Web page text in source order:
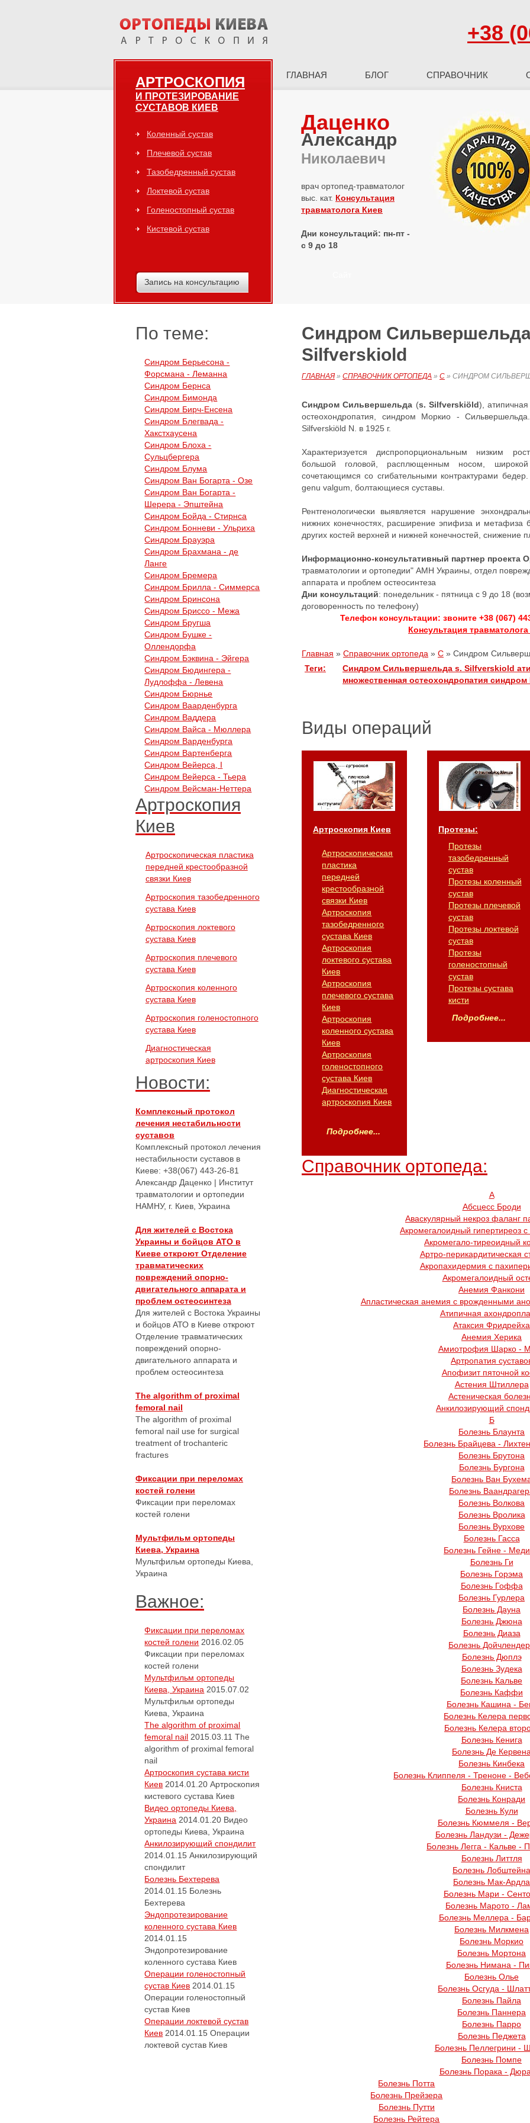
+38
ГЛАВНАЯ БЛОГ СПРАВОЧНИК
АРТРОСКОПИЯ
И ПРОТЕЗИРОВАНИЕ
СУСТАВОВ КИЕВ
Коленный сустав
Плечевой сустав
Тазобедренный сустав
Локтевой сустав
Голеностопный сустав
Кистевой сустав
Запись на консультацию
Даценко
Александр
Николаевич
врач ортопед-травматолог
выс. кат. Консультация
травматолога Киев
Дни консультаций: пн-пт -
с 9 до 18
По теме:
Синдром Берьесона -
Форсмана - Леманна
Синдром Бернса
Синдром Бимонда
Синдром Бирч-Енсена
Синдром Блегвада -
Хакстхаусена
Синдром Блоха -
Сульцбергера
Синдром Блума
Синдром Ван Богарта - Озе
Синдром Ван Богарта -
Шерера - Эпштейна
Синдром Бойда - Стирнса
Синдром Бонневи - Ульриха
Синдром Брауэра
Синдром Брахмана - де
Ланге
Синдром Бремера
Синдром Брилла - Симмерса
Синдром Бринсона
Синдром Бриссо - Межа
Синдром Бругша
Синдром Бушке -
Оллендорфа
Синдром Бэквина - Эйгера
Синдром Бюдингера -
Лудлоффа - Левена
Синдром Бюрнье
Синдром Ваарденбурга
Синдром Ваддера
Синдром Вайса - Мюллера
Синдром Варденбурга
Синдром Вартенберга
Синдром Вейерса, I
Синдром Вейерса - Тьера
Синдром Вейсман-Неттера
Артроскопия
Киев
Артроскопическая пластика
передней крестообразной
связки Киев
Артроскопия тазобедренного
сустава Киев
Артроскопия локтевого
сустава Киев
Артроскопия плечевого
сустава Киев
Артроскопия коленного
сустава Киев
Артроскопия голеностопного
сустава Киев
Диагностическая
артроскопия Киев
Новости:
Комплексный протокол
лечения нестабильности
суставов
Комплексный протокол лечения
нестабильности суставов в
Киеве: +38(067) 443-26-81
Александр Даценко | Институт
травматологии и ортопедии
НАМНУ, г. Киев, Украина
Для жителей с Востока
Украины и бойцов АТО в
Киеве откроют Отделение
травматических
повреждений опорно-
двигательного аппарата и
проблем остеосинтеза
Для жителей с Востока Украины
и бойцов АТО в Киеве откроют
Отделение травматических
повреждений опорно-
двигательного аппарата и
проблем остеосинтеза
The algorithm of proximal
femoral nail
The algorithm of proximal
femoral nail use for surgical
treatment of trochanteric
fractures
Фиксации при переломах
костей голени
Фиксации при переломах
костей голени
Мультфильм ортопеды
Киева, Украина
Мультфильм ортопеды Киева,
Украина
Важное:
Фиксации при переломах
костей голени 2016.02.05
Фиксации при переломах
костей голени
Мультфильм ортопеды
Киева, Украина 2015.07.02
Мультфильм ортопеды
Киева, Украина
The algorithm of proximal
femoral nail 2015.03.11 The
algorithm of proximal femoral
nail
Артроскопия сустава кисти
Киев 2014.01.20 Артроскопия
кистевого сустава Киев
Видео ортопеды Киева,
Украина 2014.01.20 Видео
ортопеды Киева, Украина
Анкилозирующий спондилит
2014.01.15 Анкилозирующий
спондилит
Болезнь Бехтерева
2014.01.15 Болезнь
Бехтерева
Эндопротезирование
коленного сустава Киев
2014.01.15
Эндопротезирование
коленного сустава Киев
Операции голеностопный
сустав Киев 2014.01.15
Операции голеностопный
сустав Киев
Операции локтевой сустав
Киев 2014.01.15 Операции
локтевой сустав Киев
Синдром
Silfverskiold
ГЛАВНАЯ » СПРАВОЧНИК ОРТОПЕДА » С » СИНДРОМ
Синдром Сильвершельда (s. Silfverskiöld),
остеохондропатия, синдром Моркио -
Silfverskiöld N. в 1925 г.
Характеризуется диспропорциональным низким
большой головой, расплющенным носом, широкой
сочетающимся со сгибательными контрактурами
genu valgum, болтающиеся суставы.
Рентгенологически выявляется нарушение
нижних конечностях, расширение эпифиза и метафиза
других костей верхней и нижней конечностей, снижение
Информационно-консультативный партнер проекта
травматологии и ортопедии" АМН Украины, отдел
аппарата и проблем остеосинтеза
Дни консультаций: понедельник - пятница с 9 до 18
договоренность по телефону)
Телефон консультации: звоните +38 (067)
Консультация
Главная » Справочник ортопеда » С » Синдром
Теги:
Синдром Сильвершельда s. Silfverskiold
множественная остеохондропатия синдром
Виды операций
Артроскопия Киев
Артроскопическая
пластика
передней
крестообразной
связки Киев
Артроскопия
тазобедренного
сустава Киев
Артроскопия
локтевого сустава
Киев
Артроскопия
плечевого сустава
Киев
Артроскопия
коленного сустава
Киев
Артроскопия
голеностопного
сустава Киев
Диагностическая
артроскопия Киев
Подробнее...
Протезы:
Протезы
тазобедренный
сустав
Протезы коленный
сустав
Протезы плечевой
сустав
Протезы локтевой
сустав
Протезы
голеностопный
сустав
Протезы сустава
кисти
Подробнее...
Справочник ортопеда:
А
Абсцесс Броди
Аваскулярный некроз фаланг
Акромегалоидный гипертиреоз с
Акромегало-тиреоидный
Артро-перикардитическая
Акропахидермия с
Акромегалоидный
Анемия Фанкони
Апластическая анемия с врожденными
Атипичная
Атаксия Фридрейха
Анемия Херика
Амиотрофия Шарко -
Артропатия
Апофизит пяточной
Астения Штиллера
Астеническая
Анкилозирующий
Б
Болезнь Блаунта
Болезнь Брайцева -
Болезнь Брутона
Болезнь Бургона
Болезнь Ван
Болезнь
Болезнь Волкова
Болезнь Вролика
Болезнь Вурхове
Болезнь Гасса
Болезнь Гейне -
Болезнь Ги
Болезнь Горэма
Болезнь Гоффа
Болезнь Гурлера
Болезнь Дауна
Болезнь Джюна
Болезнь Диаза
Болезнь
Болезнь Дюплэ
Болезнь Зудека
Болезнь Кальве
Болезнь Каффи
Болезнь Кашина -
Болезнь Келера
Болезнь Келера
Болезнь Кенига
Болезнь Де Кервена
Болезнь Кинбека
Болезнь Клиппеля - Треноне -
Болезнь Книста
Болезнь Конради
Болезнь Кули
Болезнь Кюммеля -
Болезнь Ландузи -
Болезнь Легга - Кальве -
Болезнь Литтля
Болезнь Лобштейна
Болезнь Мак-Ардла
Болезнь Мари -
Болезнь Марото -
Болезнь Меллера -
Болезнь Милкмена
Болезнь Моркио
Болезнь Мортона
Болезнь Нимана -
Болезнь Олье
Болезнь Осгуда -
Болезнь Пайла
Болезнь Паннера
Болезнь Парро
Болезнь Педжета
Болезнь Пеллегрини -
Болезнь Помпе
Болезнь Порака -
Болезнь Потта
Болезнь Прейзера
Болезнь Путти
Болезнь Рейтера